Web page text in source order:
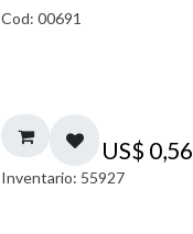
Cod: 00691
US$ 0,56
Inventario: 55927